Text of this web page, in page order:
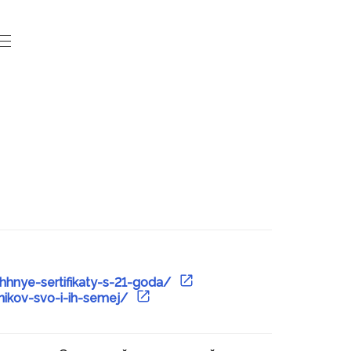
Результаты голосований
Стенограммы заседаний
Порядок обжалования законов
sertifikaty-s-21-goda/
svo-i-ih-semej/